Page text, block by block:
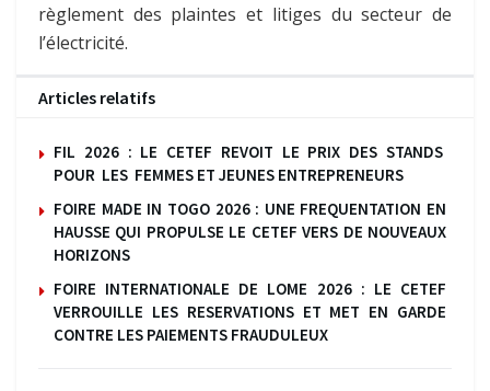
règlement des plaintes et litiges du secteur de
l’électricité.
Articles relatifs
FIL 2026 : LE CETEF REVOIT LE PRIX DES STANDS
POUR LES FEMMES ET JEUNES ENTREPRENEURS
FOIRE MADE IN TOGO 2026 : UNE FREQUENTATION EN
HAUSSE QUI PROPULSE LE CETEF VERS DE NOUVEAUX
HORIZONS
FOIRE INTERNATIONALE DE LOME 2026 : LE CETEF
VERROUILLE LES RESERVATIONS ET MET EN GARDE
CONTRE LES PAIEMENTS FRAUDULEUX